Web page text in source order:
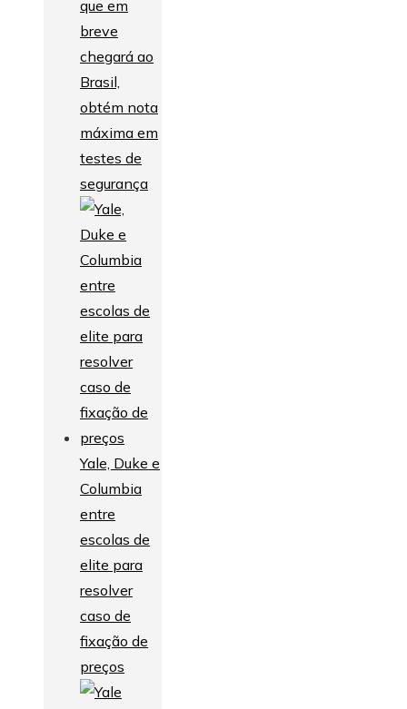
que em
breve
chegará ao
Brasil,
obtém nota
máxima em
testes de
segurança
Yale, Duke e
Columbia
entre
escolas de
elite para
resolver
caso de
fixação de
preços